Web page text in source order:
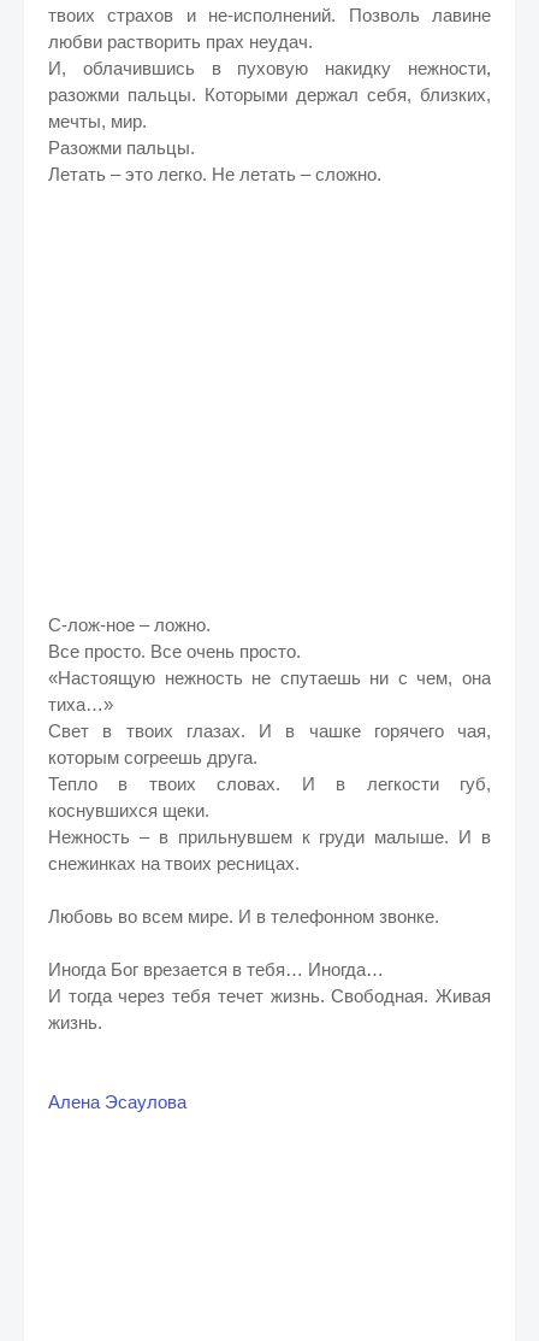
твоих страхов и не-исполнений. Позволь лавине
любви растворить прах неудач.
И, облачившись в пуховую накидку нежности,
разожми пальцы. Которыми держал себя, близких,
мечты, мир.
Разожми пальцы.
Летать – это легко. Не летать – сложно.
С-лож-ное – ложно.
Все просто. Все очень просто.
«Настоящую нежность не спутаешь ни с чем, она
тиха…»
Свет в твоих глазах. И в чашке горячего чая,
которым согреешь друга.
Тепло в твоих словах. И в легкости губ,
коснувшихся щеки.
Нежность – в прильнувшем к груди малыше. И в
снежинках на твоих ресницах.
Любовь во всем мире. И в телефонном звонке.
Иногда Бог врезается в тебя… Иногда…
И тогда через тебя течет жизнь. Свободная. Живая
жизнь.
Алена Эсаулова